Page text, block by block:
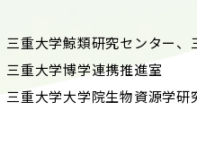
大学鯨類研究センター、
学博学連携推進室
大学院生物資源学研